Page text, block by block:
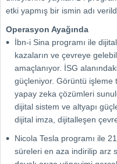
etki yapmış bir ismin adı
Operasyon Ayağında
İbn-i Sina programı ile
kazaların ve çevreye
amaçlanıyor. İSG
güçleniyor. Görüntü işleme
yapay zeka çözümleri
dijital sistem ve altyapı
dijital imza, dijitalleşen
Nicola Tesla programı ile
süreleri en aza indirilip arz